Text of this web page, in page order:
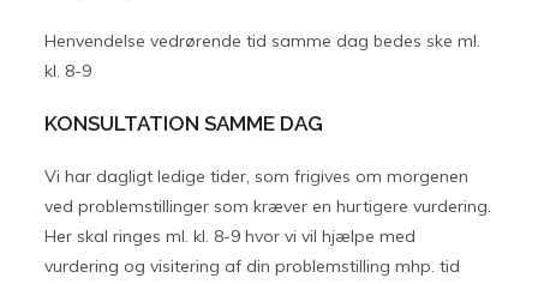
Henvendelse vedrørende tid samme dag bedes ske ml.
kl. 8-9
KONSULTATION SAMME DAG
Vi har dagligt ledige tider, som frigives om morgenen
ved problemstillinger som kræver en hurtigere vurdering.
Her skal ringes ml. kl. 8-9 hvor vi vil hjælpe med
vurdering og visitering af din problemstilling mhp. tid